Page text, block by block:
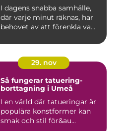
I dagens snabba samhälle,
där varje minut räknas, har
behovet av att förenkla va...
29. nov
Så fungerar tatuering-
borttagning i Umeå
I en värld där tatueringar är
populära konstformer kan
smak och stil för&au...